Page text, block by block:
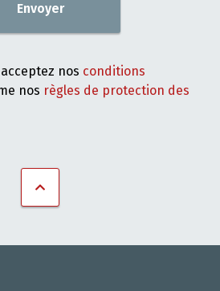
Envoyer
nos conditions
nos règles de protection des